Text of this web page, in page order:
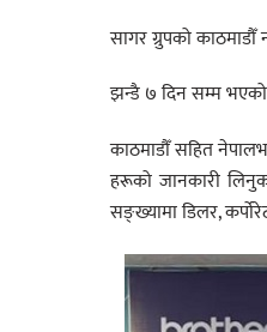
सागर ग्रुपको
झन्डै ७ दिन सम्म
काठमाडौँ सहित
हरूको जानकारी
सङ्ख्यामा डिलर,